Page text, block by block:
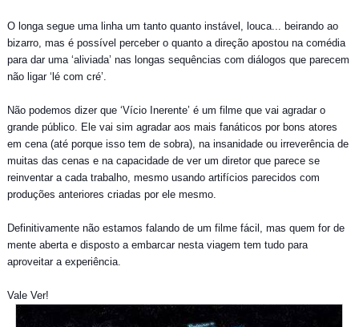
O longa segue uma linha um tanto quanto instável, louca... beirando ao
bizarro, mas é possível perceber o quanto a direção apostou na comédia
para dar uma ‘aliviada’ nas longas sequências com diálogos que parecem
não ligar ‘lé com cré’.
Não podemos dizer que ‘Vício Inerente’ é um filme que vai agradar o
grande público. Ele vai sim agradar aos mais fanáticos por bons atores
em cena (até porque isso tem de sobra), na insanidade ou irreverência de
muitas das cenas e na capacidade de ver um diretor que parece se
reinventar a cada trabalho, mesmo usando artifícios parecidos com
produções anteriores criadas por ele mesmo.
Definitivamente não estamos falando de um filme fácil, mas quem for de
mente aberta e disposto a embarcar nesta viagem tem tudo para
aproveitar a experiência.
Vale Ver!